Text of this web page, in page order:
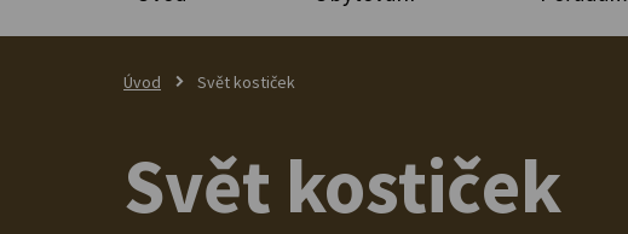
Úvod Svět kostiček
Svět kostiček